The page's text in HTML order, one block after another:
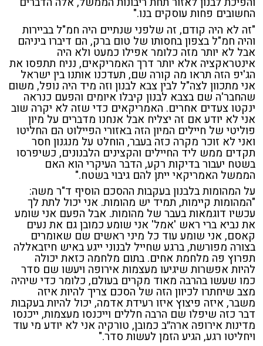
החשובים פחות עוסקים בנו."
"זה לא היה קודם, זה שלפני שנתיים היה חמ"ל בביירות
והיה חמ"ל בצפון בחסותו של טום ברק, הם דיברו ביניהם
אבל לא יותר מזה כלומר אפילו כמעט ולא היה
אינטראקציה אלא יותר דרך האמריקאים, נניח תתפסו את
הג'יפ הזה תראו מה קורה שם, תעדכנו אותנו בין ישראל
אני מתכוון לצה"ל לבין צבא לבנון וזה מיד היה נופל, משום
שהחבר'ה שם בצבא לבנון קיבלו איומים והפעם כנראה
ינקטו צעדים אחרים. האמריקאים כדי שזה לא יקרה שוב
אני לא יודע אם זה יצליח אבל אנחנו מדברים על מיון
פוליטי של חיילים המיון הזה באזורי הפיילוט הם החליטו
ואני לא זוכר מקרה כזה בעבר, הוחלט על מנגנון חסר
תקדים ממש ליד החיילים והקצינים הלבנונים, כשיפרסו
בשטח יעבור בדיקות רקע, הדבר העיקרי הוא האם
הממשל האמריקאי ייתן להם גיבוי בשטח."
על המהומות בלבנון בעקבות ההסכם הוסיף ד"ר משה:
"המהומות קיימות, תמיד יש מהומות. אני יכול לתת לך
עכשיו דוגמאות בעבר של מהומות. אבל הפעם אני שומע
את נביא ברי ראש 'אמל' אני שומע כמובן גם את נעים
קאסם, אני שומע עוד כל מיני ראשים שם שאומרים
בצורה מפורשת, ברגע שחייל לבנוני ייגע באיש חיזבאללה
תפרוץ פה מלחמת אחים. בתום מלחמה כזאת יכולה
להיות אפשרות שיגיעו מעצמות אירופה ויעשו שם סדר
כמו שעשו בהרבה מאוד מקרים בעולם, כלומר כדי שיהיה
מצב שיחתרו לכיוון הזה של הסכם צריך להיות איזה
משבר, איזה פיצוץ איזו רעידת אדמה, יכול להיות בעקבות
דבר כזה שיפלו שם הרבה חללים וייכנסו מעצמות, ייכנסו
מדינות אירופה ארה״ב כמובן, טורקיה אני לא יודע מי עוד
ויחליטו רגע, הגיע הזמן לעשות סדר."